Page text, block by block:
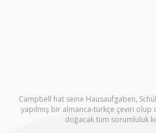
Campbell hat seine Hausaufgaben,
yapılmış bir almanca-türkçe çeviri olup
doğacak tüm sorumluluk